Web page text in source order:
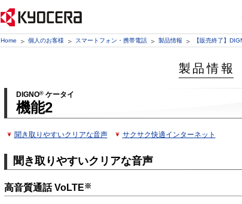
Home 個人のお客様 スマートフォン・携帯電話 製品情報 【販売終了】
製品情報
DIGNO®ケータイ
機能2
聞き取りやすいクリアな音声 サクサク快適インターネット
聞き取りやすいクリアな音声
高音質通話 VoLTE※